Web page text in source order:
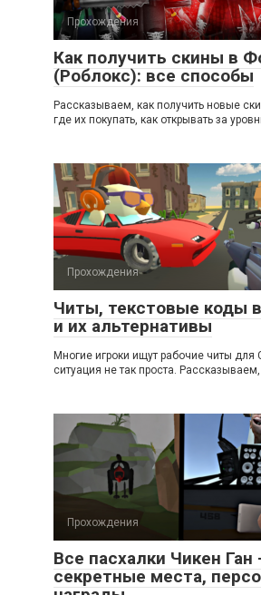
Прохождения
Как получить скины в
(Роблокс): все способы
Рассказываем, как получить новые
где их покупать, как открывать за
Прохождения
Читы, текстовые коды
и их альтернативы
Многие игроки ищут рабочие читы для
ситуация не так проста. Рассказываем,
Прохождения
Все пасхалки Чикен Ган
секретные места,